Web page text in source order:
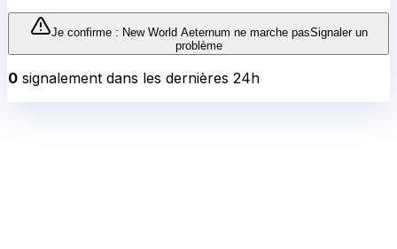
Je confirme : New World Aeternum ne marche pasSignaler un
problème
0 signalement dans les dernières 24h